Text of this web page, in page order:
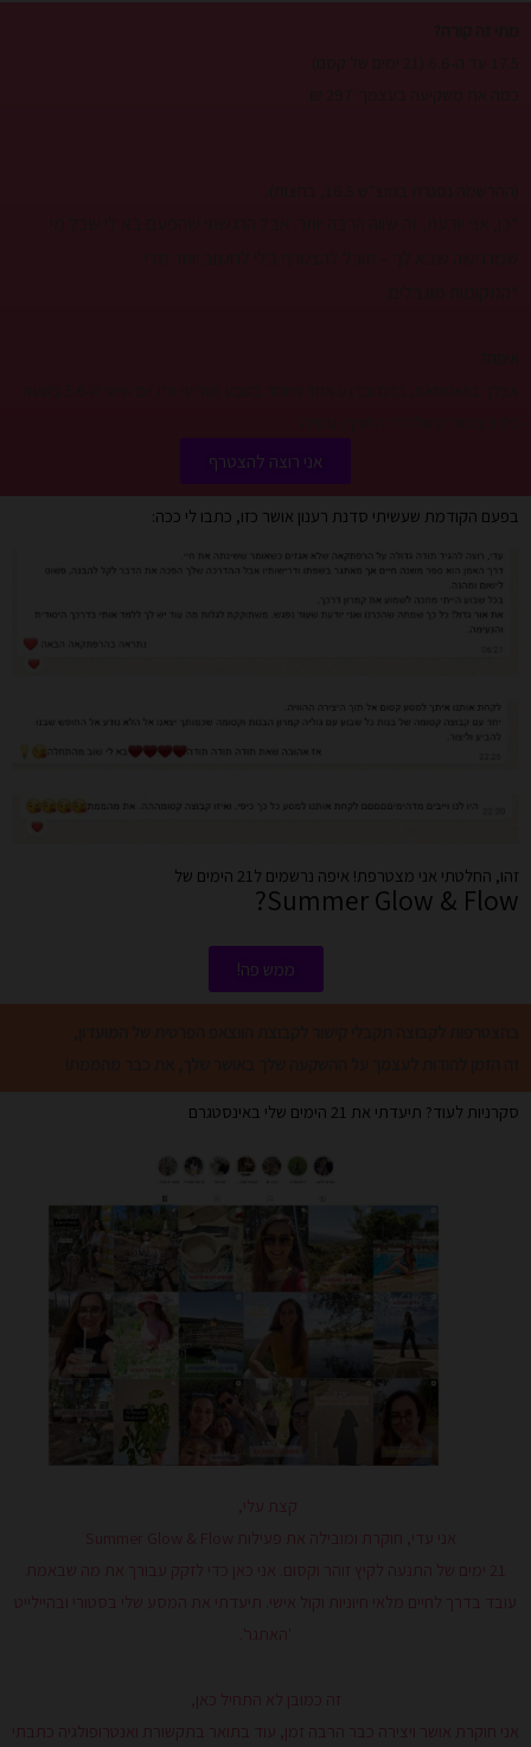
אני רוצה להצטרף
בפעם הקודמת שעשיתי סדנת רענון אושר כזו, כתבו לי ככה:
זהו, החלטתי אני מצטרפת! איפה נרשמים ל21 הימים של
Summer Glow & Flow?
ממש פה!
סקרניות לעוד? תיעדתי את 21 הימים שלי באינסטגרם
קצת עלי,
אני עדי, חוקרת ומובילה את פעילות Summer Glow & Flow
21 ימים של התנעה לקיץ זוהר וקסום. אני כאן כדי לזקק עבורך את מה שבאמת
עובד בדרך לחיים מלאי חיוניות וקול אישי. תיעדתי את המסע שלי בסטורי ובהיילייט
'האתגר'.
זה כמובן לא התחיל כאן,
אני חוקרת אושר ויצירה כבר הרבה זמן, עוד בתואר בתקשורת ואנטרופולגיה כתבתי